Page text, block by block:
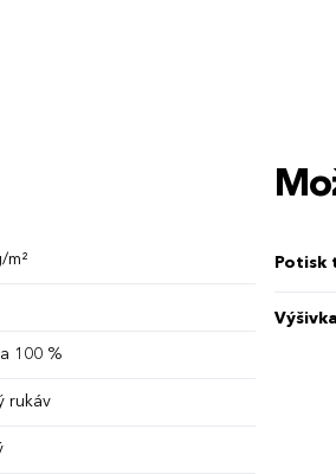
m²
100 %
rukáv
Potisk
Výšivka